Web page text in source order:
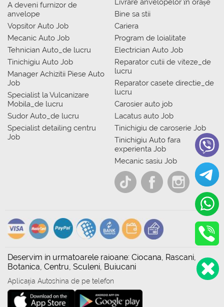
A deveni furnizor de
anvelope
Vopsitor Auto Job
Mecanic Auto Job
Tehnician Auto_de lucru
Tinichigiu Auto Job
Manager Achizitii Piese Auto
Job
Specialist la Vulcanizare
Mobila_de lucru
Sudor Auto_de lucru
Specialist detailing centru
Job
Livrare anvelopelor în orașe
Bine sa stii
Cariera
Program de loialitate
Electrician Auto Job
Reparator cutii de viteze_de
lucru
Reparator casete directie_de
lucru
Carosier auto job
Lacatus auto Job
Tinichigiu de caroserie Job
Tinichigiu Auto fara
experienta Job
Mecanic sasiu Job
Deservim in urmatoarele raioane: Ciocana, Rascani,
Botanica, Centru, Sculeni, Buiucani
Aplicația Autoshina de pe telefon